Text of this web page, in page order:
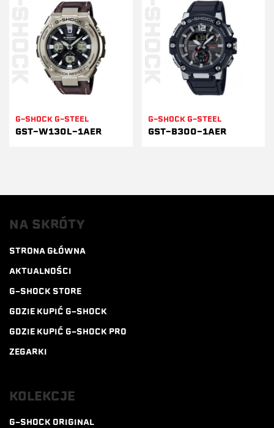
G-SHOCK G-STEEL
GST-W130L-1AER
G-SHOCK G-STEEL
GST-B300-1AER
NA SKRÓTY
STRONA GŁÓWNA
AKTUALNOŚCI
G-SHOCK STORE
GDZIE KUPIĆ G-SHOCK
GDZIE KUPIĆ G-SHOCK PRO
ZEGARKI
KOLEKCJE
G-SHOCK ORIGINAL